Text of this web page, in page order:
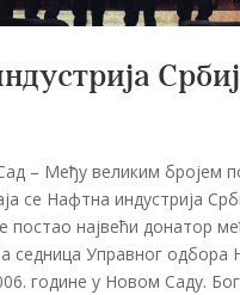
– Међу великим бројем
се Нафтна индустрија
постао највећи донатор
седница Управног одбора
године у Новом Саду.